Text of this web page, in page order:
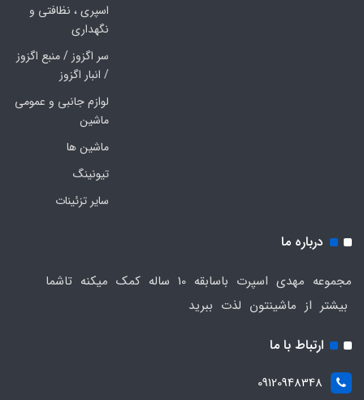
اسپری ، نظافتی و
نگهداری
سر اگزوز / منبع اگزوز
/ انبار اگزوز
لوازم جانبی و عمومی
ماشین
ماشین ها
تیونینگ
سایر تزئینات
درباره ما
مجموعه مهدی اسپرت باسابقه 10 ساله کمک میکنه تاشما
بیشتر از ماشینتون لذت ببرید
ارتباط با ما
09120948348